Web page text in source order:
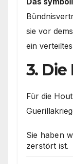
sie vor
ein
3. Die
Für die
Sie haben
zerstört ist.